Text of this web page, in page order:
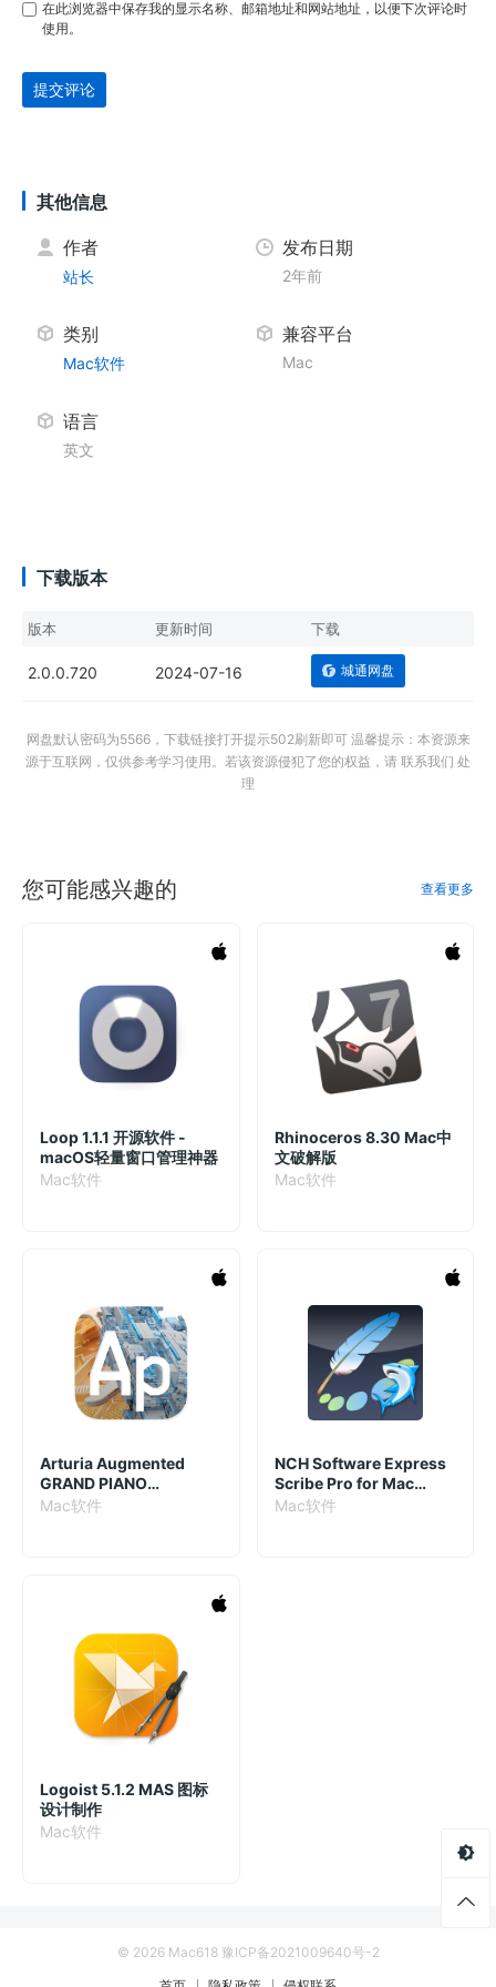
在此浏览器中保存我的显示名称、邮箱地址和网站地址，以便下次评论时
使用。
提交评论
其他信息
作者
站长
发布日期
2年前
类别
Mac软件
兼容平台
Mac
语言
英文
下载版本
版本 更新时间 下载
2.0.0.720 2024-07-16 城通网盘
网盘默认密码为5566，下载链接打开提示502刷新即可 温馨提示：本资源来
源于互联网，仅供参考学习使用。若该资源侵犯了您的权益，请 联系我们 处
理
您可能感兴趣的 查看更多
Loop 1.1.1 开源软件 -
macOS轻量窗口管理神器
Mac软件
Rhinoceros 8.30 Mac中
文破解版
Mac软件
Arturia Augmented
GRAND PIANO
1.6.0.4395 大钢琴增强插
Mac软件
NCH Software Express
Scribe Pro for Mac
13.06 破解版 音频播放器
Mac软件
Logoist 5.1.2 MAS 图标
设计制作
Mac软件
© 2026 Mac618 豫ICP备2021009640号-2